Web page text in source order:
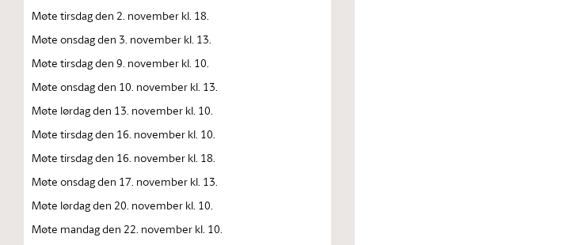
Møte tirsdag den 2. november kl. 18.
Møte onsdag den 3. november kl. 13.
Møte tirsdag den 9. november kl. 10.
Møte onsdag den 10. november kl. 13.
Møte lørdag den 13. november kl. 10.
Møte tirsdag den 16. november kl. 10.
Møte tirsdag den 16. november kl. 18.
Møte onsdag den 17. november kl. 13.
Møte lørdag den 20. november kl. 10.
Møte mandag den 22. november kl. 10.